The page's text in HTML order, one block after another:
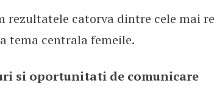
rezultatele catorva dintre cele mai
tema centrala femeile.
si oportunitati de comunicare